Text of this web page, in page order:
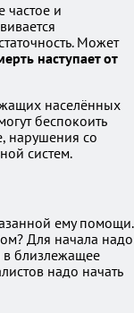
частое и
Может
наступает от
населённых
беспокоить
нарушения со
систем.
ему помощи.
Для начала надо
в близлежащее
надо начать